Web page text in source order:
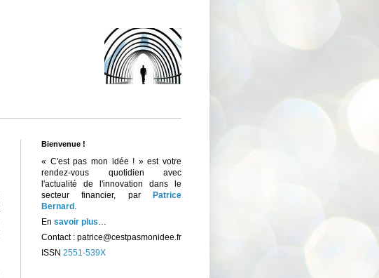
Bienvenue !
« C'est pas mon idée ! » est votre
rendez-vous quotidien avec
l'actualité de l'innovation dans le
secteur financier, par
Patrice
Bernard .
En savoir plus…
Contact : patrice@cestpasmonidee.fr
ISSN 2551-539X